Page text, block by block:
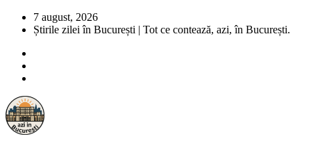
7 august, 2026
Știrile zilei în București | Tot ce contează, azi, în București.